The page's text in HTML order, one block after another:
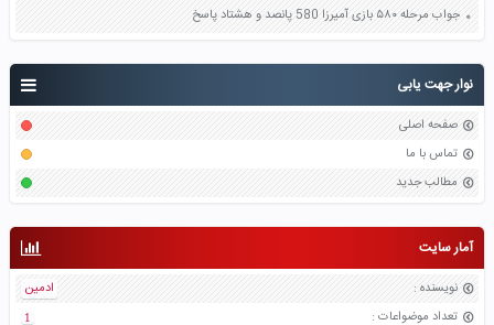
نوار جهت یابی
صفحه اصلی
تماس با ما
مطالب جدید
آمار سایت
نویسنده :
ادمین
تعداد موضواعات :
1
جواب مرحله ۵۸۰ بازی آمیرزا 580 پانصد و هشتاد پاسخ